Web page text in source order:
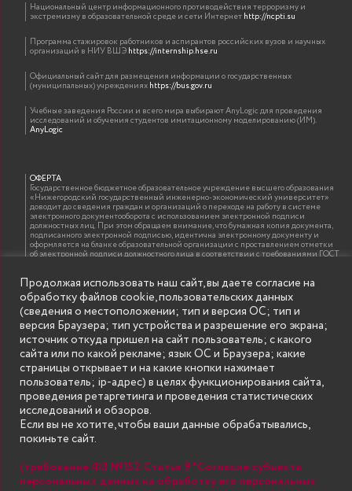
Национальный центр информационного противодействия терроризму и
экстремизму в образовательной среде и сети Интернетhttp://ncpti.su
Программа стажировок работников и аспирантов российских вузов и научных
организаций в НИУ ВШЭhttps://internship.hse.ru
Официальный сайт для размещения информации о государственных
(муниципальных) учрежденияхhttps://bus.gov.ru
Учебные заведения России и всего мира выбирают AnyLogic для проведения
исследований и обучения студентов имитационному моделированию (ИМ).
AnyLogic
ОФЕРТА
Государственное бюджетное образовательное учреждение высшего образования
«Нижегородский государственный инженерно-экономический университет»
доводит до сведения граждан и организаций о переходе на работу в системе
электронного документооборота с использованием электронной подписи
должностных лиц. При этом обращаем внимание, что бумажная копия документа,
подписанного электронной подписью, идентична электронному документу и
оформляется на бланке образовательной организации с проставлением отметки
об электронной подписи должностного лица в соответствии с требованиями ГОСТ
ИНФОРМАЦИЯ ДЛЯ ПРАВООБЛАДАТЕЛЕЙ
Все права на аудио и видео материалы, представленные на нашем сайте
принадлежат их законным владельцам и предназначены только для ознакомления.
Наличие материалов на сайте никаким образом не претендует на обозначение
нашего авторского права на данные материалы. Авторы не несут ответственности
за возможные последствия использования их в целях, запрещенных Уголовным
Кодексом Российской Федерации. Если вы соглашаетесь с указанными
условиями, то можете приступить к просмотру материалов. Иначе вы должны
немедленно покинуть сайт. Все материалы, размещенные на сайте, взяты с
открытых (общедоступных) источников. Если Вы являетесь правообладателем
какого-либо материала, размещённого на этом сайте, и не хотели бы чтобы данная
информация распространялась без Вашего на то согласия, то мы будем рады
оказать Вам содействие, удалив соответствующие страницы. Для этого достаточно,
чтобы вы прислали нам письмо (в электронном виде) с E-mail официального
страницы сайта, которые необходимо удалить.
Продолжая использовать наш сайт, вы даете согласие на
обработку файлов cookie, пользовательских данных
(сведения о местоположении; тип и версия ОС; тип и
версия Браузера; тип устройства и разрешение его экрана;
источник откуда пришел на сайт пользователь; с какого
сайта или по какой рекламе; язык ОС и Браузера; какие
страницы открывает и на какие кнопки нажимает
пользователь; ip-адрес) в целях функционирования сайта,
проведения ретаргетинга и проведения статистических
исследований и обзоров.
Если вы не хотите, чтобы ваши данные обрабатывались,
покиньте сайт.
(требование ФЗ №152. Статья 9 "Согласие субъекта
персональных данных на обработку его персональных